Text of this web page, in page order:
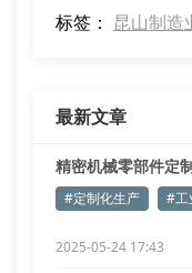
标签： 昆山制造
最新文章
精密机械零部件定
#定制化生产 #工
2025-05-24 17:43